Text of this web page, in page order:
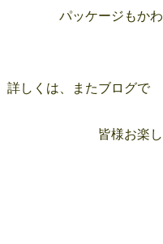
もかわ
ブログで
楽し